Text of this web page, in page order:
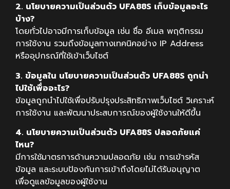
2. นโยบายความเป็นส่วนตัว UFA88S เก็บข้อมูลอะไร
บ้าง?
โดยทั่วไปอาจมีการเก็บข้อมูล เช่น ชื่อ อีเมล พฤติกรรม
การใช้งาน รวมถึงข้อมูลทางเทคนิคอย่าง IP Address
หรืออุปกรณ์ที่ใช้เข้าเว็บไซต์
3. ข้อมูลใน นโยบายความเป็นส่วนตัว UFA88S ถูกนำ
ไปใช้เพื่ออะไร?
ข้อมูลถูกนำไปใช้เพื่อปรับปรุงประสิทธิภาพเว็บไซต์ วิเคราะห์
การใช้งาน และพัฒนาประสบการณ์ของผู้ใช้งานให้ดีขึ้น
4. นโยบายความเป็นส่วนตัว UFA88S ปลอดภัยแค่
ไหน?
มีการใช้มาตรการด้านความปลอดภัย เช่น การเข้ารหัส
ข้อมูล และระบบป้องกันการเข้าถึงโดยไม่ได้รับอนุญาต
เพื่อดูแลข้อมูลของผู้ใช้งาน